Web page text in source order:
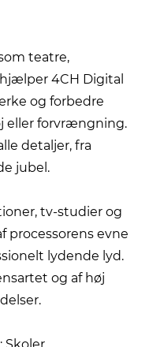
teatre,
4CH Digital
og forbedre
eller forvrængning.
detaljer, fra
jubel.
tv-studier og
processorens evne
lydende lyd.
og af høj